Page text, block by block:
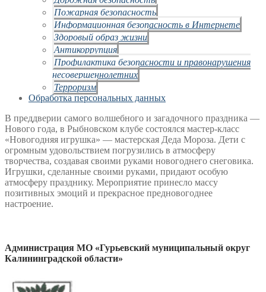
Пожарная безопасность
Информационная безопасность в Интернете
Здоровый образ жизни
Антикоррупция
Профилактика безопасности и правонарушения
несовершеннолетних
Терроризм
Обработка персональных данных
В преддверии самого волшебного и загадочного праздника —
Нового года, в Рыбновском клубе состоялся мастер-класс
«Новогодняя игрушка» — мастерская Деда Мороза. Дети с
огромным удовольствием погрузились в атмосферу
творчества, создавая своими руками новогоднего снеговика.
Игрушки, сделанные своими руками, придают особую
атмосферу празднику. Мероприятие принесло массу
позитивных эмоций и прекрасное предновогоднее
настроение.
Администрация МО «Гурьевский муниципальный округ
Калининградской области»